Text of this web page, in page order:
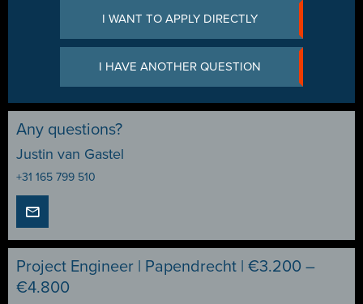
I WANT TO APPLY DIRECTLY
I HAVE ANOTHER QUESTION
Any questions?
Justin van Gastel
+31 165 799 510
Project Engineer | Papendrecht | €3.200 –
€4.800